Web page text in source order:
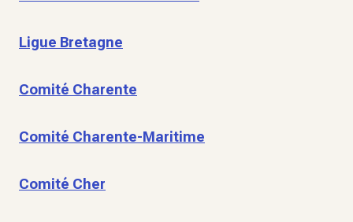
Ligue Bretagne
Comité Charente
Comité Charente-Maritime
Comité Cher